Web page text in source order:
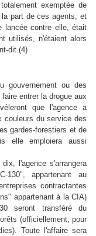
exemptée de
part de ces agents, et
lancée contre elle, était
utilisés, n'étaient alors
dit.(4)
gouvernement ou des
entrer la drogue aux
que l'agence a
couleurs du service des
gardes-forestiers et de
elle emploiera aussi
l'agence s'arrangera
130", appartenant au
contractantes
appartenant à la CIA)
seront transféré du
(officiellement, pour
Toute l'affaire sera